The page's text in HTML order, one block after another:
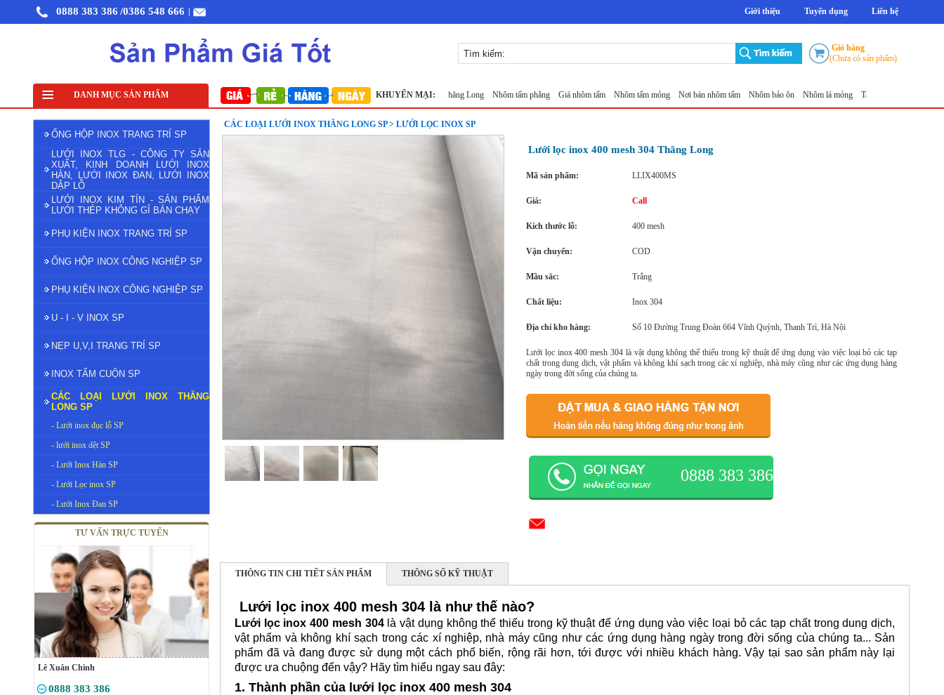
0888 383 386 /0386 548 666 Giới thiệu Tuyển dụng Liên hệ
Giỏ hàng
(Chưa có sản phẩm)
DANH MỤC SẢN PHẨM KHUYẾN MẠI:
Lưới đỡ cách nhiệt inox 304 Lưới inox đan ô 1cm 304 TLG Thăng Long khổ 1m Lưới inox 10x10 đan ô vuông Thăng Long Nhôm tấm phẳng Giá nhôm tấm Nhôm tấm mỏng Nơi bán nhôm tấm Nhôm bảo ôn Nhôm lá mỏng Tấm nhôm chống trượt 5mm
ỐNG HỘP INOX TRANG TRÍ SP
LƯỚI INOX TLG - CÔNG TY SẢN
XUẤT, KINH DOANH LƯỚI INOX
HÀN, LƯỚI INOX ĐAN, LƯỚI INOX
DẬP LỖ
LƯỚI INOX KIM TÍN - SẢN PHẨM
LƯỚI THÉP KHÔNG GỈ BÁN CHẠY
PHỤ KIỆN INOX TRANG TRÍ SP
ỐNG HỘP INOX CÔNG NGHIỆP SP
PHỤ KIỆN INOX CÔNG NGHIỆP SP
U - I - V INOX SP
NẸP U,V,I TRANG TRÍ SP
INOX TẤM CUỘN SP
CÁC LOẠI LƯỚI INOX THĂNG
LONG SP
- Lưới inox đục lỗ SP
- lưới inox dệt SP
- Lưới Inox Hàn SP
- Lưới Lọc inox SP
- Lưới Inox Đan SP
TƯ VẤN TRỰC TUYẾN
Lê Xuân Chinh
0888 383 386
CÁC LOẠI LƯỚI INOX THĂNG LONG SP > LƯỚI LỌC INOX SP
Lưới lọc inox 400 mesh 304 Thăng Long
Mã sản phẩm: LLIX400MS
Giá: Call
Kích thước lỗ: 400 mesh
Vận chuyển: COD
Mầu sắc: Trắng
Chất liệu: Inox 304
Địa chỉ kho hàng: Số 10 Đường Trung Đoàn 664 Vĩnh Quỳnh, Thanh Trì, Hà Nội
Lưới lọc inox 400 mesh 304 là vật dụng không thể thiếu trong kỹ thuật để ứng dụng vào việc loại bỏ các tạp
chất trong dung dịch, vật phẩm và không khí sạch trong các xí nghiệp, nhà máy cũng như các ứng dụng hàng
ngày trong đời sống của chúng ta.
0888 383 386
THÔNG TIN CHI TIẾT SẢN PHẨM THÔNG SỐ KỸ THUẬT
Lưới lọc inox 400 mesh 304 là như thế nào?
Lưới lọc inox 400 mesh 304là vật dụng không thể thiếu trong kỹ thuật để ứng dụng vào việc loại bỏ các tạp chất trong dung dịch,
vật phẩm và không khí sạch trong các xí nghiệp, nhà máy cũng như các ứng dụng hàng ngày trong đời sống của chúng ta... Sản
phẩm đã và đang được sử dụng một cách phổ biến, rộng rãi hơn, tới được với nhiều khách hàng. Vậy tại sao sản phẩm này lại
được ưa chuộng đến vậy? Hãy tìm hiểu ngay sau đây:
1. Thành phần của lưới lọc inox 400 mesh 304